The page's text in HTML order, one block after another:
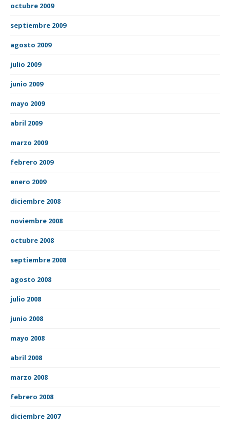
octubre 2009
septiembre 2009
agosto 2009
julio 2009
junio 2009
mayo 2009
abril 2009
marzo 2009
febrero 2009
enero 2009
diciembre 2008
noviembre 2008
octubre 2008
septiembre 2008
agosto 2008
julio 2008
junio 2008
mayo 2008
abril 2008
marzo 2008
febrero 2008
diciembre 2007